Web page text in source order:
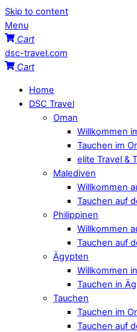
Skip to content
Menu
Cart
dsc-travel.com
Cart
Home
DSC Travel
Oman
Willkommen
Tauchen im
elite Travel &
Malediven
Willkommen
Tauchen auf
Philippinen
Willkommen
Tauchen auf
Ägypten
Willkommen
Tauchen in
Tauchen
Tauchen im
Tauchen auf